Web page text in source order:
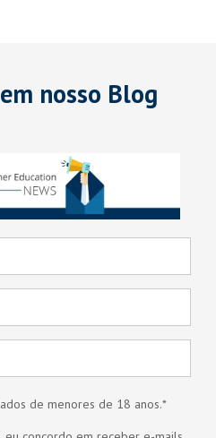
nosso Blog
de menores de 18 anos.*